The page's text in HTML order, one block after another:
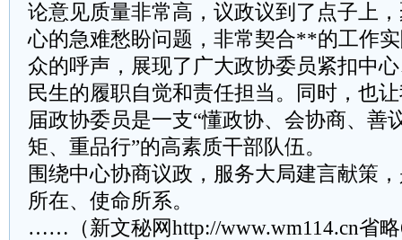
论意见质量非常高，议政议到了点子上
心的急难愁盼问题，非常契合**的工作
众的呼声，展现了广大政协委员紧扣中
民生的履职自觉和责任担当。同时，也
届政协委员是一支“懂政协、会协商、善
矩、重品行”的高素质干部队伍。
围绕中心协商议政，服务大局建言献策
所在、使命所系。
……（新文秘网http://www.wm114.cn省